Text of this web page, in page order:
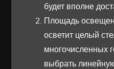
будет вполне
Площадь
осветит целый
многочисленных
выбрать